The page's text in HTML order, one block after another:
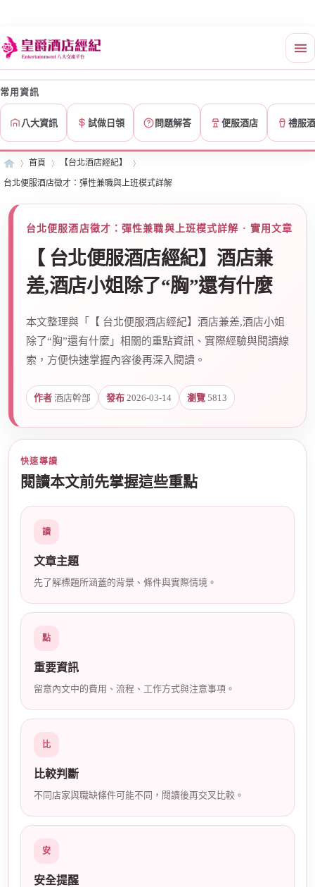
常用資訊
八大資訊 試做日領 問題解答 便服酒店 禮服
首頁
›
【台北酒店經紀】
›
台北便服酒店徵才：彈性兼職與上班模式詳解
台北便服酒店徵才：彈性兼職與上班模式詳解 · 實用文章
【 台北便服酒店經紀】酒店兼
差,酒店小姐除了“胸”還有什麼
本文整理與「【 台北便服酒店經紀】酒店兼差,酒店小姐
除了“胸”還有什麼」相關的重點資訊、實際經驗與閱讀線
索，方便快速掌握內容後再深入閱讀。
作者 酒店幹部 發布 2026-03-14 瀏覽 5813
快速導讀
閱讀本文前先掌握這些重點
讀
文章主題
先了解標題所涵蓋的背景、條件與實際情境。
點
重要資訊
留意內文中的費用、流程、工作方式與注意事項。
比
比較判斷
不同店家與職缺條件可能不同，閱讀後再交叉比較。
安
安全提醒